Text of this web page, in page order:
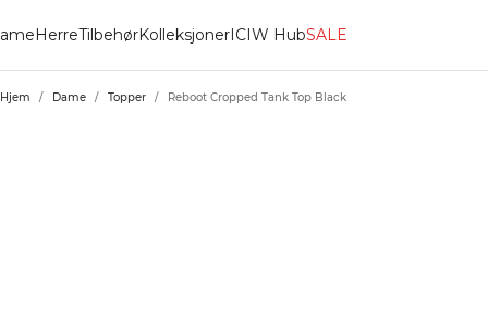
HerreTilbehørKolleksjonerICIW HubSALE
Hjem / Dame / Topper / Reboot Cropped Tank Top Black